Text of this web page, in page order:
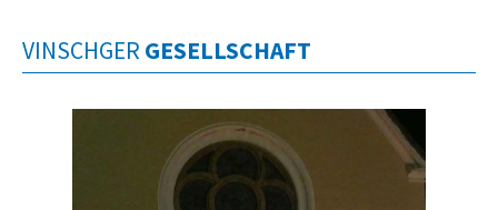
VINSCHGER GESELLSCHAFT